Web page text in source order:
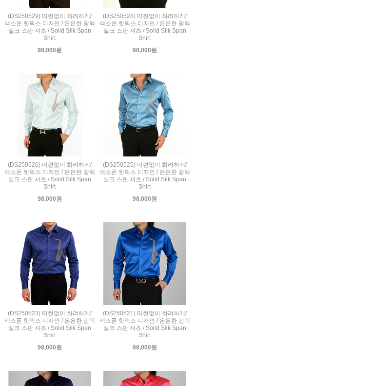
(DS250529) 미련없이 화려하게/
색소폰 핫픽스 디자인 / 은은한 광택
실크 스판 셔츠 / Solid Silk Span
Shirt
98,000원
(DS250528) 미련없이 화려하게/
색소폰 핫픽스 디자인 / 은은한 광택
실크 스판 셔츠 / Solid Silk Span
Shirt
98,000원
(DS250526) 미련없이 화려하게/
색소폰 핫픽스 디자인 / 은은한 광택
실크 스판 셔츠 / Solid Silk Span
Shirt
98,000원
(DS250525) 미련없이 화려하게/
색소폰 핫픽스 디자인 / 은은한 광택
실크 스판 셔츠 / Solid Silk Span
Shirt
98,000원
(DS250523) 미련없이 화려하게/
색소폰 핫픽스 디자인 / 은은한 광택
실크 스판 셔츠 / Solid Silk Span
Shirt
98,000원
(DS250521) 미련없이 화려하게/
색소폰 핫픽스 디자인 / 은은한 광택
실크 스판 셔츠 / Solid Silk Span
Shirt
98,000원